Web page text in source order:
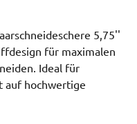
5,75''
für maximalen
Ideal für
auf hochwertige